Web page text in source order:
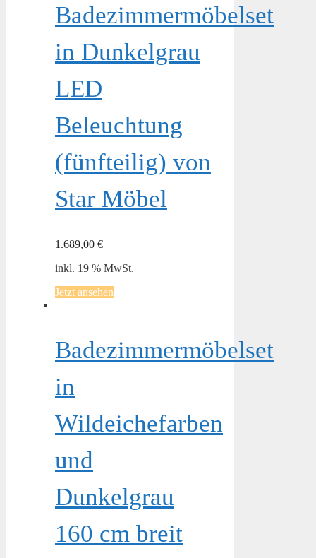
Badezimmermöbelset
in Dunkelgrau
LED
Beleuchtung
(fünfteilig) von
Star Möbel
1.689,00 €
inkl. 19 % MwSt.
Jetzt ansehen
Badezimmermöbelset
in
Wildeichefarben
und
Dunkelgrau
160 cm breit